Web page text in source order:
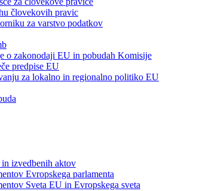
človekovih pravic
za varstvo podatkov
o zakonodaji EU in pobudah Komisije
predpise EU
za lokalno in regionalno politiko EU
izvedbenih aktov
Evropskega parlamenta
Sveta EU in Evropskega sveta